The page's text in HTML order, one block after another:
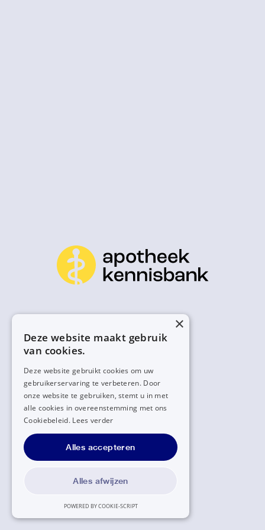
×
Deze website maakt gebruik
van cookies.
Deze website gebruikt cookies om uw
gebruikerservaring te verbeteren. Door
onze website te gebruiken, stemt u in met
alle cookies in overeenstemming met ons
Cookiebeleid. Lees verder
Alles accepteren
Alles afwijzen
POWERED BY COOKIE-SCRIPT